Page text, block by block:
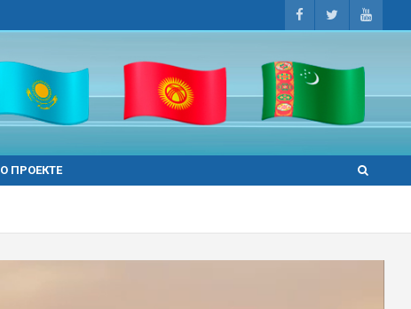
О ПРОЕКТЕ